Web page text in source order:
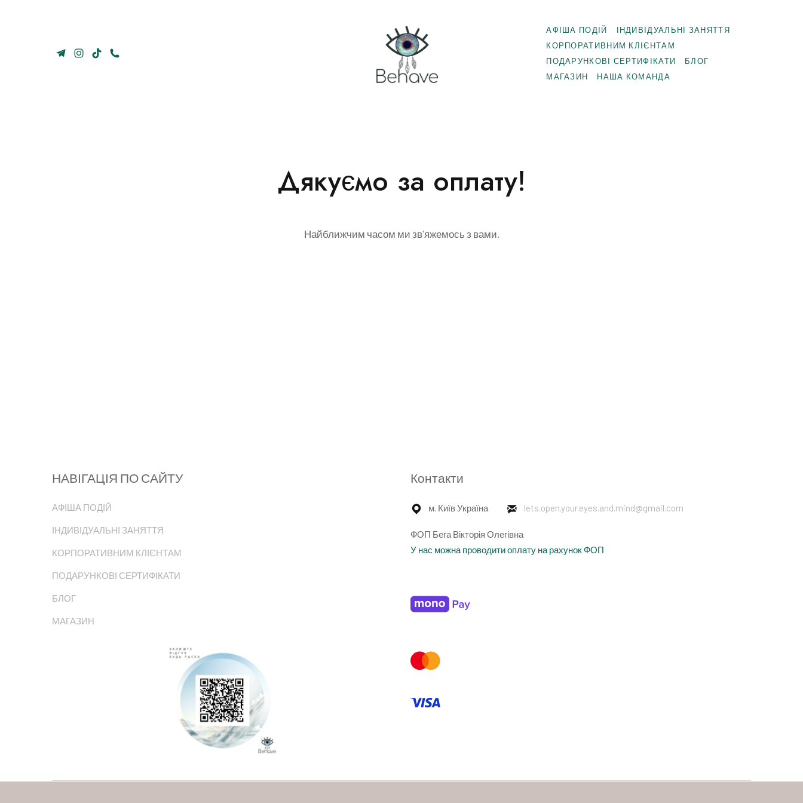
АФІША ПОДІЙ
ІНДИВІДУАЛЬНІ ЗАНЯТТЯ
КОРПОРАТИВНИМ КЛІЄНТАМ
ПОДАРУНКОВІ СЕРТИФІКАТИ
БЛОГ
МАГАЗИН
НАША КОМАНДА
Дякуємо за оплату!
Найближчим часом ми зв'яжемось з вами.
НАВІГАЦІЯ ПО САЙТУ
АФІША ПОДІЙ
ІНДИВІДУАЛЬНІ ЗАНЯТТЯ
КОРПОРАТИВНИМ КЛІЄНТАМ
ПОДАРУНКОВІ СЕРТИФІКАТИ
БЛОГ
МАГАЗИН
Контакти
м. Київ Україна lets.open.your.eyes.and.mind@gmail.com
ФОП Бега Вікторія Олегівна
У нас можна проводити оплату на рахунок ФОП